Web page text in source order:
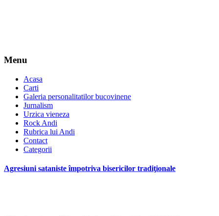
Menu
Acasa
Carti
Galeria personalitatilor bucovinene
Jurnalism
Urzica vieneza
Rock Andi
Rubrica lui Andi
Contact
Categorii
Agresiuni sataniste împotriva bisericilor tradiţionale